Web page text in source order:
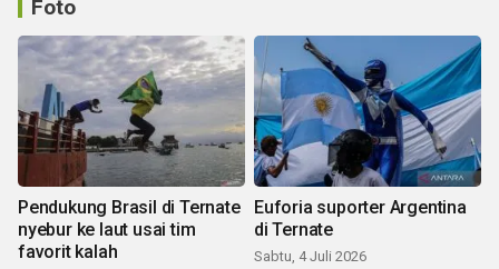
Foto
Pendukung Brasil di Ternate
nyebur ke laut usai tim
favorit kalah
Euforia suporter Argentina
di Ternate
Sabtu, 4 Juli 2026